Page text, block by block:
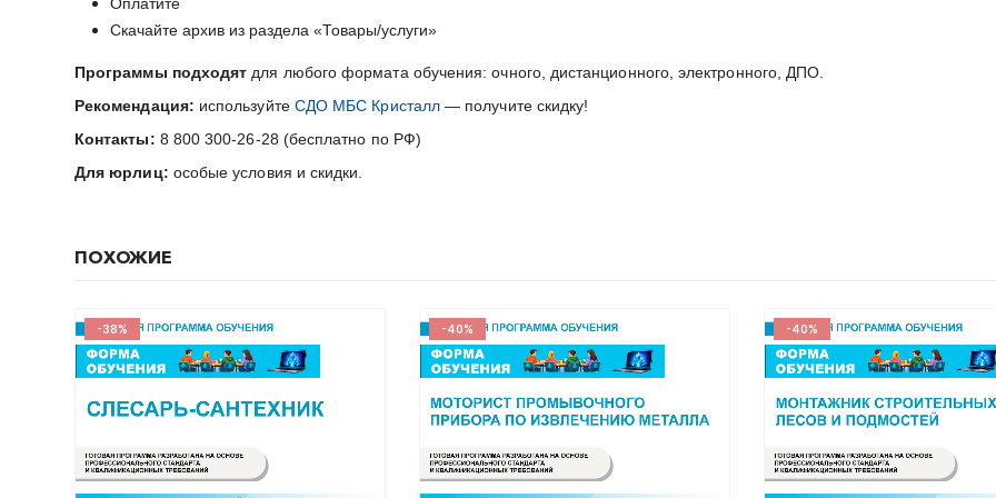
Скачайте архив из раздела «Товары/услуги»
Программы подходят для любого формата обучения: очного, дистанционного, электронного, ДПО.
Рекомендация: используйте СДО МБС Кристалл— получите скидку!
Контакты: 8 800 300-26-28 (бесплатно по РФ)
Для юрлиц: особые условия и скидки.
ПОХОЖИЕ
-38% -40% -40%